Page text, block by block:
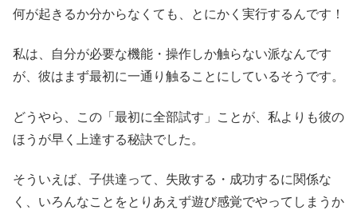
何が起きるか分からなくても、とにかく実行するんです！
私は、自分が必要な機能・操作しか触らない派なんです
が、彼はまず最初に一通り触ることにしているそうです。
どうやら、この「最初に全部試す」ことが、私よりも彼の
ほうが早く上達する秘訣でした。
そういえば、子供達って、失敗する・成功するに関係な
く、いろんなことをとりあえず遊び感覚でやってしまうか